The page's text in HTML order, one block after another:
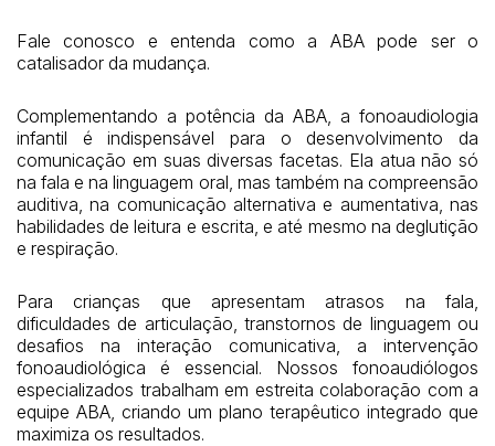
Fale conosco e entenda como a ABA pode ser o
catalisador da mudança.
Complementando a potência da ABA, a fonoaudiologia
infantil é indispensável para o desenvolvimento da
comunicação em suas diversas facetas. Ela atua não só
na fala e na linguagem oral, mas também na compreensão
auditiva, na comunicação alternativa e aumentativa, nas
habilidades de leitura e escrita, e até mesmo na deglutição
e respiração.
Para crianças que apresentam atrasos na fala,
dificuldades de articulação, transtornos de linguagem ou
desafios na interação comunicativa, a intervenção
fonoaudiológica é essencial. Nossos fonoaudiólogos
especializados trabalham em estreita colaboração com a
equipe ABA, criando um plano terapêutico integrado que
maximiza os resultados.